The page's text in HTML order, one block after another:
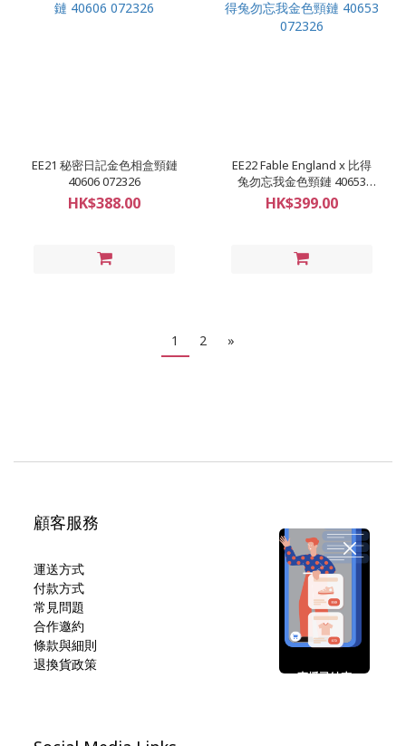
EE21 秘密日記金色相盒頸鏈
40606 072326
HK$388.00
EE22 Fable England x 比得
兔勿忘我金色頸鏈 40653
072326
HK$399.00
1 2 »
顧客服務
運送方式
付款方式
常見問題
合作邀約
條款與細則
退換貨政策
直播已結束